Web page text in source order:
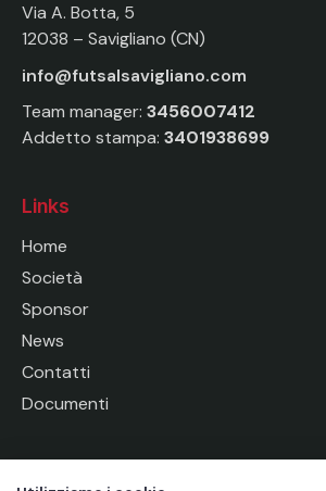
Via A. Botta, 5
12038 – Savigliano (CN)
info@futsalsavigliano.com
Team manager: 3456007412
Addetto stampa: 3401938699
Links
Home
Società
Sponsor
News
Contatti
Documenti